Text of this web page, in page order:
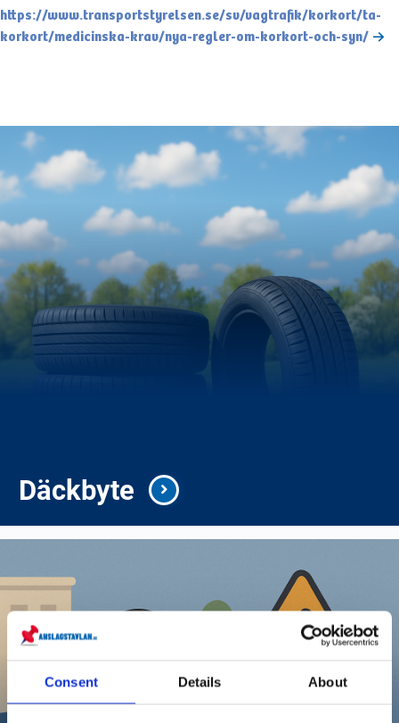
Consent Details About
https://www.transportstyrelsen.se/sv/vagtrafik/korkort/ta-
korkort/medicinska-krav/nya-regler-om-korkort-och-syn/
Däckbyte